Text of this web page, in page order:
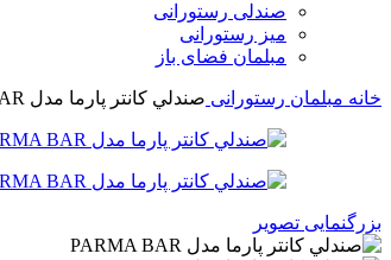
صندلی رستورانی
میز رستورانی
مبلمان فضای باز
خانه مبلمان رستورانی صندلي کانتر پارما مدل PARMA BAR
بزرگنمایی تصویر